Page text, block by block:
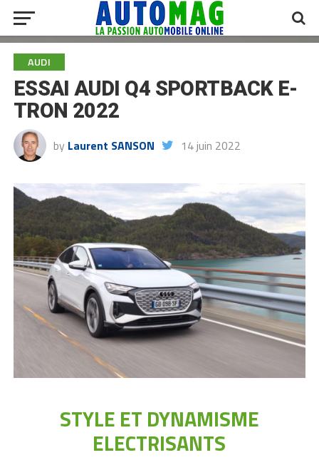
AUDI
ESSAI AUDI Q4 SPORTBACK E-
TRON 2022
by Laurent SANSON 14 juin 2022
STYLE ET DYNAMISME
ELECTRISANTS